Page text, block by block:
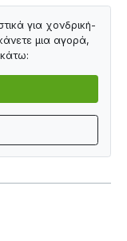
για χονδρική-
μια αγορά,